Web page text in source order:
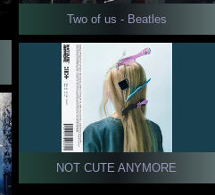
Two of us - Beatles
NOT CUTE ANYMORE